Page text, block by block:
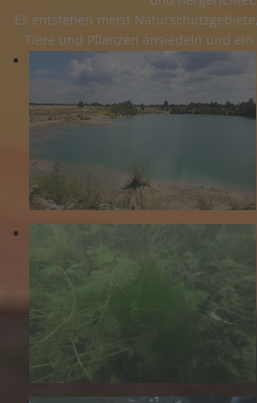
Es entstehen meist
Tiere und Pflanzen ansiedeln und